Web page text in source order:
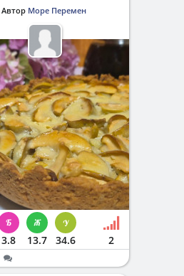
Автор Море Перемен
3.8 13.7 34.6 2